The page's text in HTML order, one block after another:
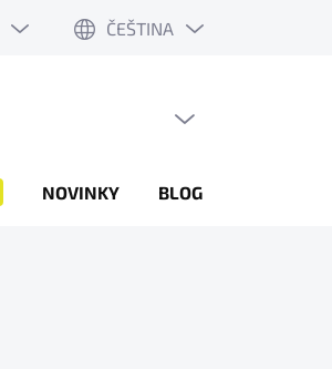
ČEŠTINA
NOVINKY BLOG